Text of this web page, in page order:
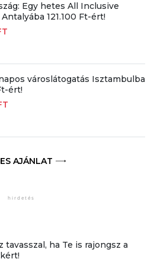
Egy hetes All Inclusive
121.100 Ft-ért!
városlátogatás Isztambulba
ért!
AJÁNLAT
tavasszal, ha Te is rajongsz a